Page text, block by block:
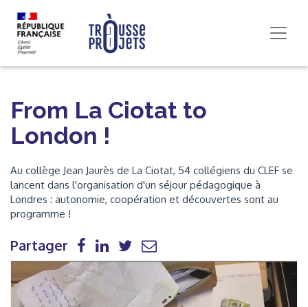
From La Ciotat to
London !
Au collège Jean Jaurès de La Ciotat, 54 collégiens du CLEF se
lancent dans l'organisation d'un séjour pédagogique à
Londres : autonomie, coopération et découvertes sont au
programme !
Partager